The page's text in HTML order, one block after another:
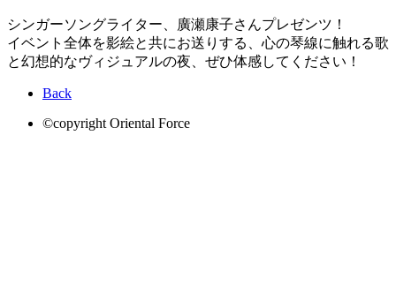
シンガーソングライター、廣瀬康子さんプレゼンツ！
イベント全体を影絵と共にお送りする、心の琴線に触れる歌
と幻想的なヴィジュアルの夜、ぜひ体感してください！
Back
©copyright Oriental Force